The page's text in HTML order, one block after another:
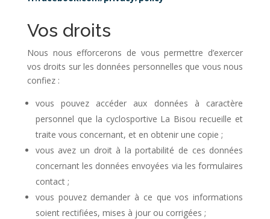
Vos droits
Nous nous efforcerons de vous permettre d’exercer
vos droits sur les données personnelles que vous nous
confiez :
vous pouvez accéder aux données à caractère
personnel que la cyclosportive La Bisou recueille et
traite vous concernant, et en obtenir une copie ;
vous avez un droit à la portabilité de ces données
concernant les données envoyées via les formulaires
contact ;
vous pouvez demander à ce que vos informations
soient rectifiées, mises à jour ou corrigées ;